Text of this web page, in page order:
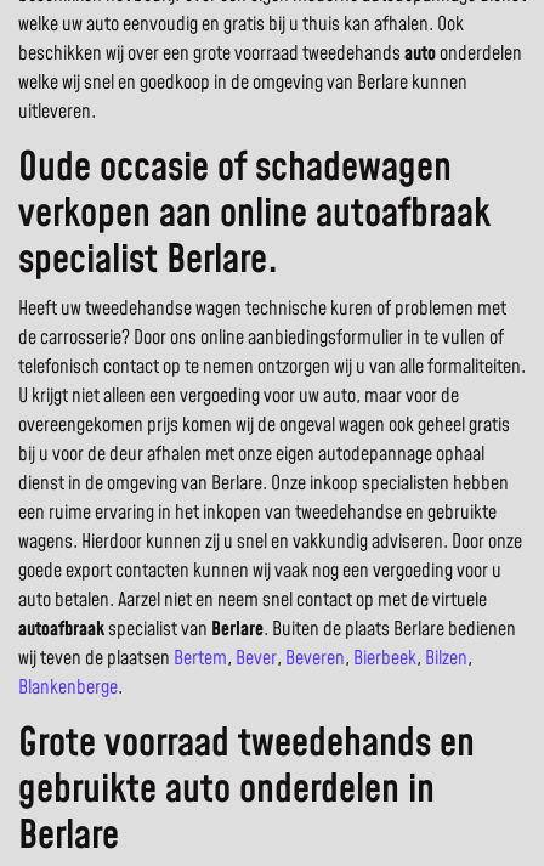
welke uw auto eenvoudig en gratis bij u thuis kan afhalen. Ook
beschikken wij over een grote voorraad tweedehandsautoonderdelen
welke wij snel en goedkoop in de omgeving van Berlare kunnen
uitleveren.
Oude occasie of schadewagen
verkopen aan online autoafbraak
specialist Berlare.
Heeft uw tweedehandse wagen technische kuren of problemen met
de carrosserie? Door ons online aanbiedingsformulier in te vullen of
telefonisch contact op te nemen ontzorgen wij u van alle formaliteiten.
U krijgt niet alleen een vergoeding voor uw auto, maar voor de
overeengekomen prijs komen wij de ongeval wagen ook geheel gratis
bij u voor de deur afhalen met onze eigen autodepannage ophaal
dienst in de omgeving van Berlare. Onze inkoop specialisten hebben
een ruime ervaring in het inkopen van tweedehandse en gebruikte
wagens. Hierdoor kunnen zij u snel en vakkundig adviseren. Door onze
goede export contacten kunnen wij vaak nog een vergoeding voor u
auto betalen. Aarzel niet en neem snel contact op met de virtuele
autoafbraakspecialist van Berlare. Buiten de plaats Berlare bedienen
wij teven de plaatsen Bertem, Bever, Beveren, Bierbeek, Bilzen,
Blankenberge.
Grote voorraad tweedehands en
gebruikte auto onderdelen in
Berlare